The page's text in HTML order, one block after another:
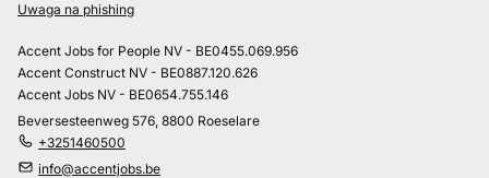
Uwaga na phishing
Accent Jobs for People NV - BE0455.069.956
Accent Construct NV - BE0887.120.626
Accent Jobs NV - BE0654.755.146
Beversesteenweg 576, 8800 Roeselare
+3251460500
info@accentjobs.be